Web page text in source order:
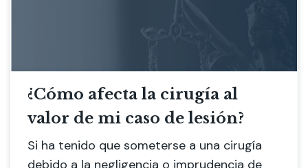
¿Cómo afecta la cirugía al
valor de mi caso de lesión?
Si ha tenido que someterse a una cirugía
debido a la negligencia o imprudencia de